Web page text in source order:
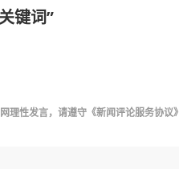
键词”
理性发言，请遵守 《新闻评论服务协议》